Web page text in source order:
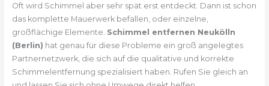
Oft wird Schimmel aber sehr spät erst entdeckt. Dann ist schon
das komplette Mauerwerk befallen, oder einzelne,
großflächige Elemente. Schimmel entfernen Neukölln
(Berlin) hat genau für diese Probleme ein groß angelegtes
Partnernetzwerk, die sich auf die qualitative und korrekte
Schimmelentfernung spezialisiert haben. Rufen Sie gleich an